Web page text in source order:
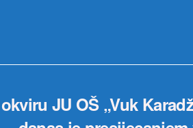
JU OŠ „Vuk